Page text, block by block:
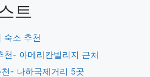
트
숙소 추천
천- 아메리칸빌리지 근처
- 나하국제거리 5곳